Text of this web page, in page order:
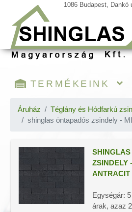
1086 Budapest,
TERMÉKEINK
Öntapadós shinglas zsindely
Tegola TOP zsindely
Prémium zsindely
Katepal zsindely
Laminált zsindely
Öntapadós 3D térhatású zsindely
Áruház
Téglány és Hódfarkú
shinglas öntapadós zsindely -
ZSINDELY
ANTRACIT
Egységár:
árak, azaz